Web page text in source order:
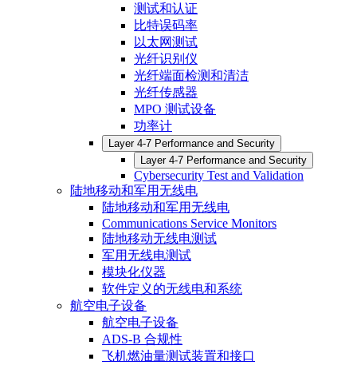
测试和认证
比特误码率
以太网测试
光纤识别仪
光纤端面检测和清洁
光纤传感器
MPO 测试设备
功率计
Layer 4-7 Performance and Security
Layer 4-7 Performance and Security
Cybersecurity Test and Validation
陆地移动和军用无线电
陆地移动和军用无线电
Communications Service Monitors
陆地移动无线电测试
军用无线电测试
模块化仪器
软件定义的无线电和系统
航空电子设备
航空电子设备
ADS-B 合规性
飞机燃油量测试装置和接口